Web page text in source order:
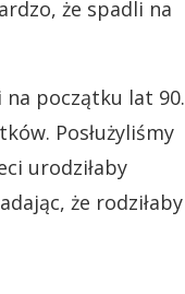
że spadli na
początku lat 90.
Posłużyliśmy
urodziłaby
że rodziłaby